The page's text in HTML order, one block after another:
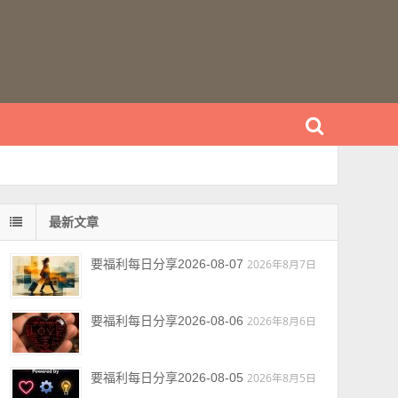
最新文章
要福利每日分享2026-08-07 2026年8月7日
要福利每日分享2026-08-06 2026年8月6日
要福利每日分享2026-08-05 2026年8月5日